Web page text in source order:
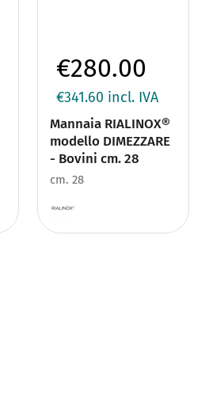
€280.00
€341.60 incl. IVA
Mannaia RIALINOX®
modello DIMEZZARE
- Bovini cm. 28
cm. 28